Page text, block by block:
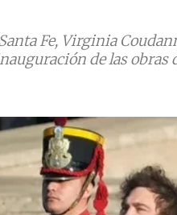
Fe, Virginia
de las